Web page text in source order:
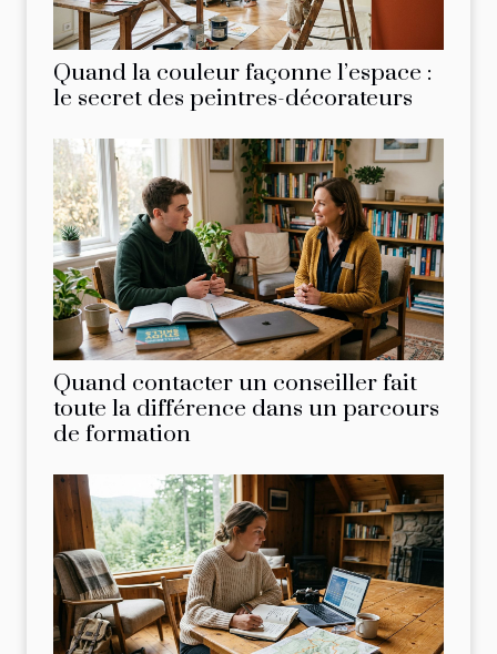
Quand la couleur façonne l’espace :
le secret des peintres-décorateurs
Quand contacter un conseiller fait
toute la différence dans un parcours
de formation